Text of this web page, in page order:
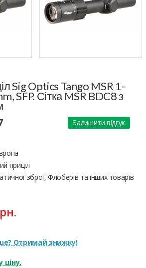
Sig Optics Tango MSR 1-
SFP. Сітка MSR BDC8 з
Залишити відгук
приціл
зброї, Флоберів та інших товарів
Отримай знижку!
ціну.